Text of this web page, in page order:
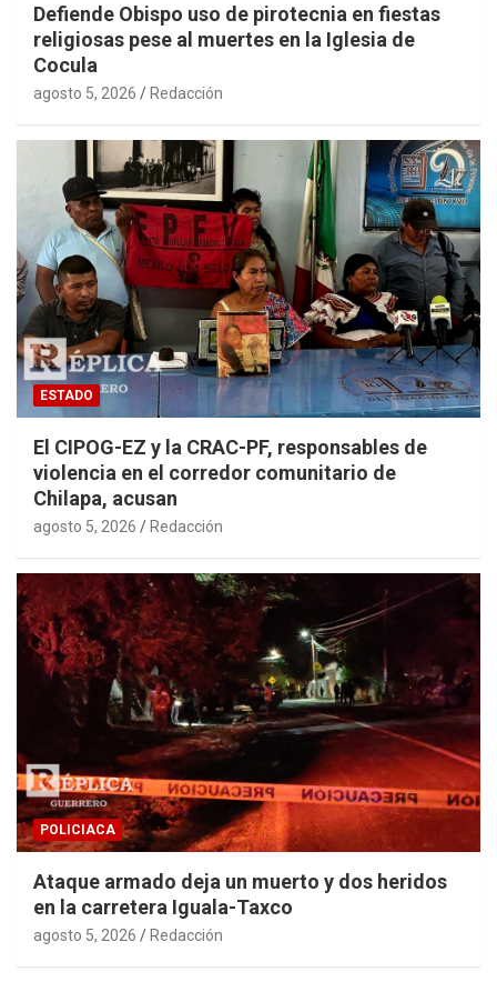
Defiende Obispo uso de pirotecnia en fiestas
religiosas pese al muertes en la Iglesia de
Cocula
agosto 5, 2026 Redacción
ESTADO
El CIPOG-EZ y la CRAC-PF, responsables de
violencia en el corredor comunitario de
Chilapa, acusan
agosto 5, 2026 Redacción
POLICIACA
Ataque armado deja un muerto y dos heridos
en la carretera Iguala-Taxco
agosto 5, 2026 Redacción